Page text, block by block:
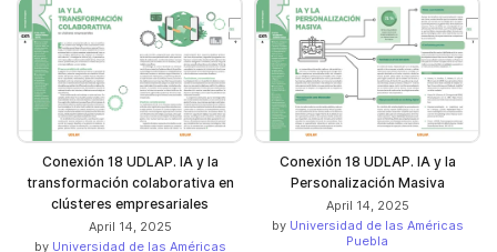
Conexión 18 UDLAP. IA y la
transformación colaborativa en
clústeres empresariales
April 14, 2025
by Universidad de las Américas
Conexión 18 UDLAP. IA y la
Personalización Masiva
April 14, 2025
by Universidad de las Américas
Puebla